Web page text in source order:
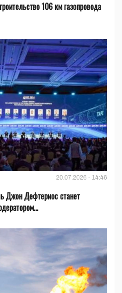
106 км газопровода
20.07.2026 - 14:46
Джон Дефтериос станет